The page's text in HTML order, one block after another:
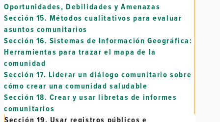
Oportunidades, Debilidades y Amenazas
Sección 15. Métodos cualitativos para evaluar
asuntos comunitarios
Sección 16. Sistemas de Información Geográfica:
Herramientas para trazar el mapa de la
comunidad
Sección 17. Liderar un diálogo comunitario sobre
cómo crear una comunidad saludable
Sección 18. Crear y usar libretas de informes
comunitarios